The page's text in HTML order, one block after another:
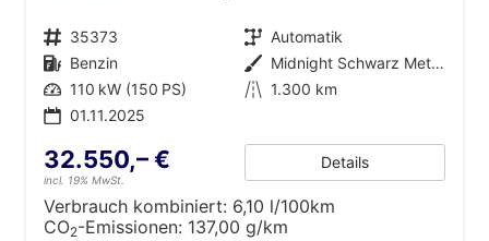
Fahrzeugnr. 35373 Getriebe Automatik
Kraftstoff Benzin Außenfarbe
Midnight Schwarz Metallic
Leistung 110 kW (150 PS) Kilometerstand 1.300 km
01.11.2025
32.550,– €
incl. 19% MwSt.
Details
Verbrauch kombiniert: 6,10 l/100km
CO2-Emissionen: 137,00 g/km